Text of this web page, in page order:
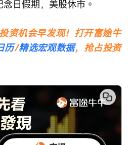
⽇假期，美股休市。
资机会早发现！打开富途牛
历/精选宏观数据，抢占投资